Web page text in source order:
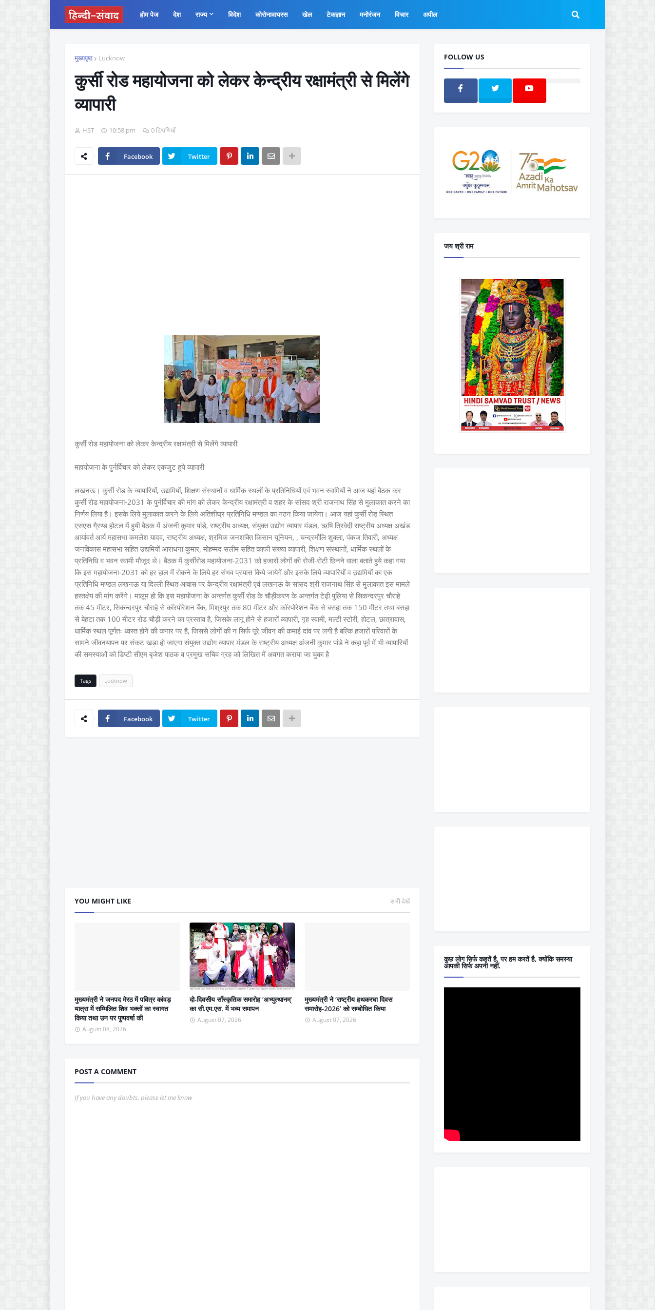
होम पेज देश राज्य विदेश कोरोनावायरस खेल टेकज्ञान मनोरंजन विचार अपील
मुख्यपृष्ठ Lucknow
कुर्सी रोड महायोजना को लेकर केन्द्रीय रक्षामंत्री से मिलेंगे
व्यापारी
HST 10:58 pm 0 टिप्पणियाँ
Facebook Twitter
कुर्सी रोड महायोजना को लेकर केन्द्रीय रक्षामंत्री से मिलेंगे व्यापारी
महायोजना के पुर्नर्विचार को लेकर एकजुट हुये व्यापारी
लखनऊ। कुर्सी रोड के व्यापारियों, उद्यमियों, शिक्षण संस्थानों व धार्मिक स्थलों के प्रतिनिधियों एवं भवन स्वामियों ने आज यहां बैठक कर
कुर्सी रोड महायोजना-2031 के पुर्नर्विचार की मांग को लेकर केन्द्रीय रक्षामंत्री व शहर के सांसद श्री राजनाथ सिंह से मुलाकात करने का
निर्णय लिया है। इसके लिये मुलाकात करने के लिये अतिशीघ्र प्रतिनिधि मण्डल का गठन किया जायेगा। आज यहां कुर्सी रोड स्थित
एसएस गै्रण्ड होटल में हुयी बैठक में अंजनी कुमार पांडे, राष्ट्रीय अध्यक्ष, संयुक्त उद्योग व्यापार मंडल, ऋषि त्रिवेदी राष्ट्रीय अध्यक्ष अखंड
आर्यावर्त आर्य महासभा कमलेश यादव, राष्ट्रीय अध्यक्ष, श्रमिक जनशक्ति किसान यूनियन, , चन्द्रमौलि शुक्ला, पंकज तिवारी, अध्यक्ष
जनविकास महासभा सहित उद्यमियों आराधना कुमार, मोहम्मद सलीम सहित काफी संख्या व्यापारी, शिक्षण संस्थानों, धार्मिक स्थलों के
प्रतिनिधि व भवन स्वामी मौजूद थे। बैठक में कुर्सीरोड महायोजना-2031 को हजारों लोगों की रोजी-रोटी छिनने वाला बताते हुये कहा गया
कि इस महायोजना-2031 को हर हाल में रोकने के लिये हर संभव प्रयास किये जायेगें और इसके लिये व्यापारियों व उ़द्यमियों का एक
प्रतिनिधि मण्डल लखनऊ या दिल्ली स्थित आवास पर केन्द्रीय रक्षामंत्री एवं लखनऊ के सांसद श्री राजनाथ सिंह से मुलाकात इस मामले
हस्तक्षेप की मांग करेंगे। मालूम हो कि इस महायोजना के अन्तर्गत कुर्सी रोड के चौड़ीकरण के अन्तर्गत टेढ़ी पुलिया से सिकन्दरपुर चौराहे
तक 45 मीटर, सिकन्दरपुर चौराहे से कॉरपोरेशन बैंक, मिश्रपुर तक 80 मीटर और कॉरपोरेशन बैंक से बसहा तक 150 मीटर तथा बसहा
से बेहटा तक 100 मीटर रोड चौड़ी करने का प्रस्ताव है, जिसके लागू होने से हजारों व्यापारी, गृह स्वामी, मल्टी स्टोरी, होटल, छात्रावास,
धार्मिक स्थल पूर्णतः ध्वस्त होने की कगार पर है, जिससे लोगों की न सिर्फ पूरे जीवन की कमाई दांव पर लगी है बल्कि हजारों परिवारों के
सामने जीवनयापन पर संकट खड़ा हो जाएगा संयुक्त उद्योग व्यापार मंडल के राष्ट्रीय अध्यक्ष अंजनी कुमार पांडे ने कहा पूर्व में भी व्यापारियों
की समस्याओं को डिप्टी सीएम बृजेश पाठक व प्रमुख सचिव ग्रह को लिखित में अवगत कराया जा चुका है
Tags Lucknow
Facebook Twitter
YOU MIGHT LIKE सभी देखें
मुख्यमंत्री ने जनपद मेरठ में पवित्र कांवड़
यात्रा में सम्मिलित शिव भक्तों का स्वागत
किया तथा उन पर पुष्पवर्षा की
August 08, 2026
दो-दिवसीय साँस्कृतिक समारोह ‘अभ्युत्थानम्’
का सी.एम.एस. में भव्य समापन
August 07, 2026
मुख्यमंत्री ने ‘राष्ट्रीय हथकरघा दिवस
समारोह-2026’ को सम्बोधित किया
August 07, 2026
POST A COMMENT
If you have any doubts, please let me know
FOLLOW US
जय श्री राम
कुछ लोग सिर्फ कहतें है, पर हम करतें है, क्योंकि समस्या
आपकी सिर्फ अपनी नहीं.